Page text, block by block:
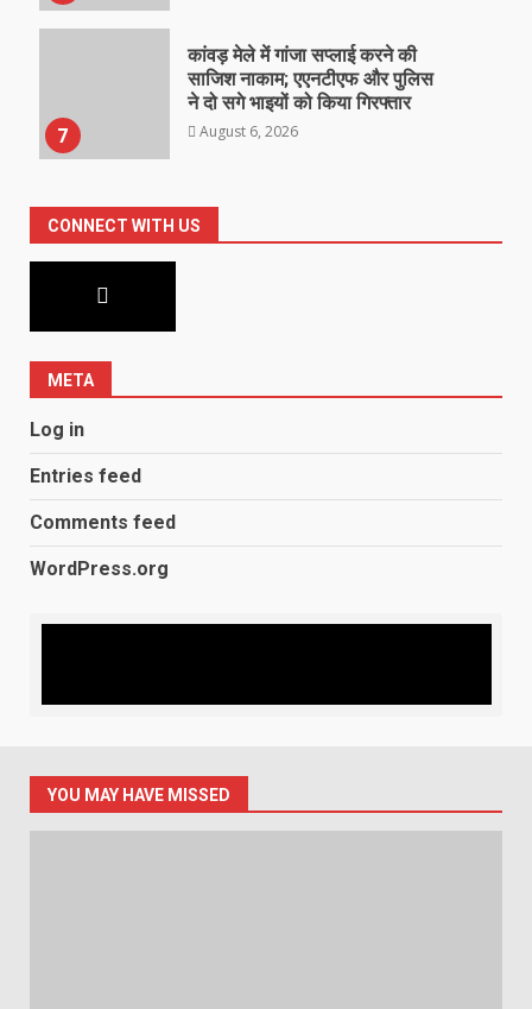
7
कांवड़ मेले में गांजा सप्लाई करने की
साजिश नाकाम; एएनटीएफ और पुलिस
ने दो सगे भाइयों को किया गिरफ्तार
August 6, 2026
CONNECT WITH US
META
Log in
Entries feed
Comments feed
WordPress.org
YOU MAY HAVE MISSED